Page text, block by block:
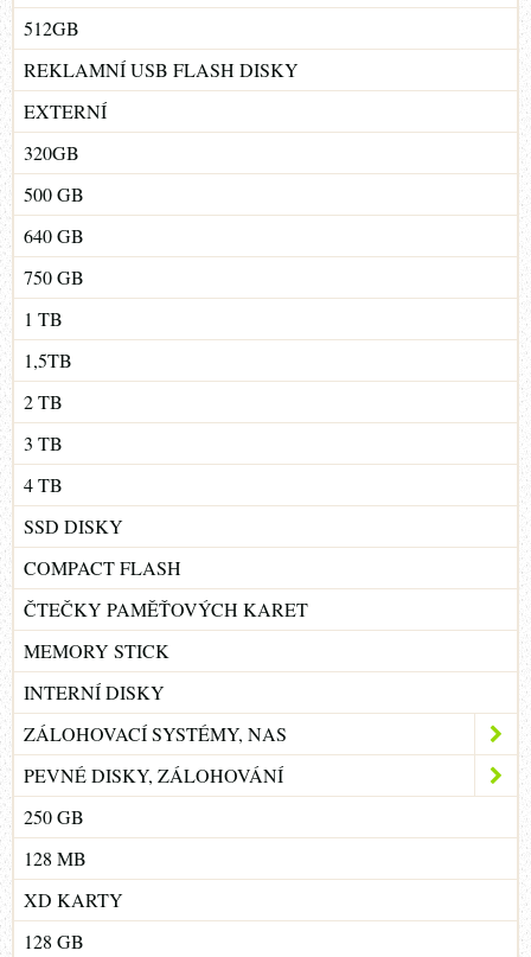
512GB
REKLAMNÍ USB FLASH DISKY
EXTERNÍ
320GB
500 GB
640 GB
750 GB
1 TB
1,5TB
2 TB
3 TB
4 TB
SSD DISKY
COMPACT FLASH
ČTEČKY PAMĚŤOVÝCH KARET
MEMORY STICK
INTERNÍ DISKY
ZÁLOHOVACÍ SYSTÉMY, NAS
PEVNÉ DISKY, ZÁLOHOVÁNÍ
250 GB
128 MB
XD KARTY
128 GB